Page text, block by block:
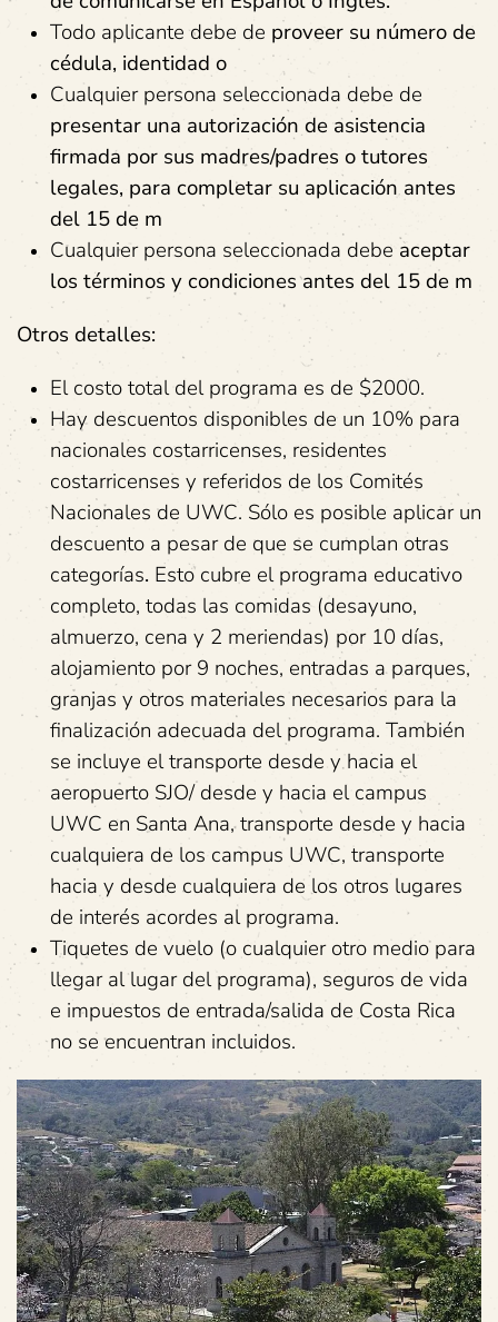
Todo aplicante debe de proveer su númerode
cédula, identidad o
Cualquier persona seleccionada debe de
presentar una autorización de asistencia
firmada por sus madres/padres otutores
legales, para completar su aplicación antes
del 15de m
Cualquier persona seleccionada debe aceptar
los términos ycondiciones antes del 15de m
Otros detalles:
El costo total del programa es de $2000.
Hay descuentos disponibles de un 10% para
nacionales costarricenses, residentes
costarricenses y referidos de los Comités
Nacionales de UWC. Sólo es posible aplicar un
descuento a pesar de que se cumplan otras
categorías. Esto cubre el programa educativo
completo, todas las comidas (desayuno,
almuerzo, cena y 2 meriendas) por 10 días,
alojamiento por 9 noches, entradas a parques,
granjas y otros materiales necesarios para la
finalización adecuada del programa. También
se incluye el transporte desde y hacia el
aeropuerto SJO/ desde y hacia el campus
UWC en Santa Ana, transporte desde y hacia
cualquiera de los campus UWC, transporte
hacia y desde cualquiera de los otros lugares
de interés acordes al programa.
Tiquetes de vuelo (o cualquier otro medio para
llegar al lugar del programa), seguros de vida
e impuestos de entrada/salida de Costa Rica
no se encuentran incluidos.